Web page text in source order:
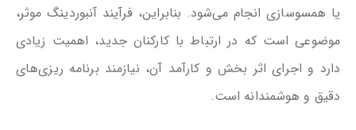
یا همسوسازی انجام می‌شود. بنابراین، فرآیند آنبوردینگ موثر،
موضوعی است که در ارتباط با کارکنان جدید، اهمیت زیادی
دارد و اجرای اثر بخش و کارآمد آن، نیازمند برنامه ریزی‌های
دقیق و هوشمندانه است.